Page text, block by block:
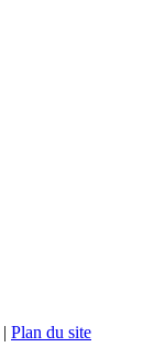
| Plan du site